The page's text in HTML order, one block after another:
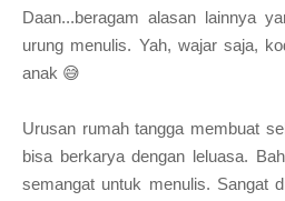
Daan...beragam alasan lainnya
urung menulis. Yah, wajar saja,
anak 😅
Urusan rumah tangga membuat
bisa berkarya dengan leluasa.
semangat untuk menulis. Sangat